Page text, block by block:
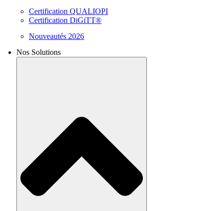
Certification QUALIOPI
Certification DiGiTT®
Nouveautés 2026
Nos Solutions